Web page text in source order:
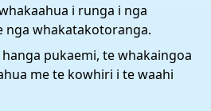
i runga i nga
nga whakatakotoranga.
pukaemi, te whakaingoa
me te kowhiri i te waahi